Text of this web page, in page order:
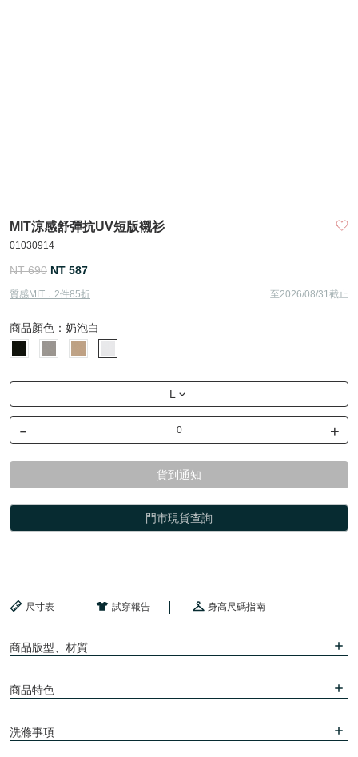
MIT涼感舒彈抗UV短版襯衫
01030914
NT 690 NT 587
質感MIT．2件85折 至2026/08/31截止
商品顏色： 奶泡白
L
- +
貨到通知
門市現貨查詢
尺寸表 試穿報告 身高尺碼指南
商品版型、材質
商品特色
洗滌事項